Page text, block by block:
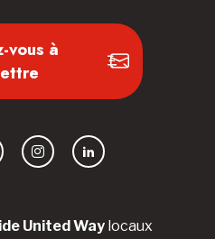
United Waylocaux
vous à
InstagramLinkedIn